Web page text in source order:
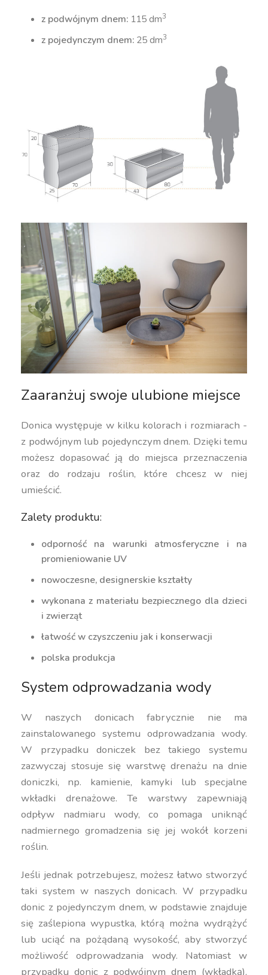
z podwójnym dnem: 115 dm3
z pojedynczym dnem: 25 dm3
Zaaranżuj swoje ulubione miejsce
Donica występuje w kilku kolorach i rozmiarach -
z podwójnym lub pojedynczym dnem. Dzięki temu
możesz dopasować ją do miejsca przeznaczenia
oraz do rodzaju roślin, które chcesz w niej
umieścić.
Zalety produktu:
odporność na warunki atmosferyczne i na
promieniowanie UV
nowoczesne, designerskie kształty
wykonana z materiału bezpiecznego dla dzieci
i zwierząt
łatwość w czyszczeniu jak i konserwacji
polska produkcja
System odprowadzania wody
W naszych donicach fabrycznie nie ma
zainstalowanego systemu odprowadzania wody.
W przypadku doniczek bez takiego systemu
zazwyczaj stosuje się warstwę drenażu na dnie
doniczki, np. kamienie, kamyki lub specjalne
wkładki drenażowe. Te warstwy zapewniają
odpływ nadmiaru wody, co pomaga uniknąć
nadmiernego gromadzenia się jej wokół korzeni
roślin.
Jeśli jednak potrzebujesz, możesz łatwo stworzyć
taki system w naszych donicach. W przypadku
donic z pojedynczym dnem, w podstawie znajduje
się zaślepiona wypustka, którą można wydrążyć
lub uciąć na pożądaną wysokość, aby stworzyć
możliwość odprowadzania wody. Natomiast w
przypadku donic z podwójnym dnem (wkładką),